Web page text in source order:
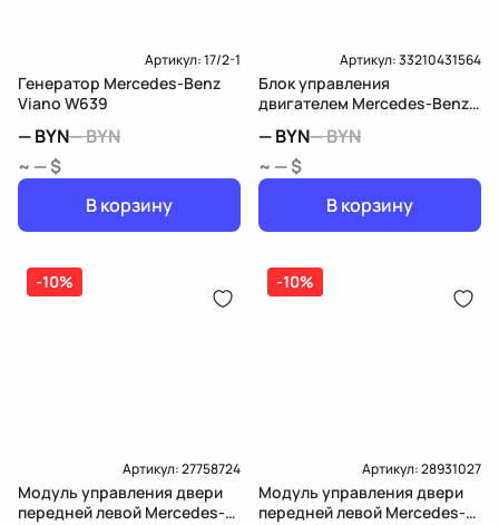
Направление вращения
по часовой стрелке
Модель генератора
искл. вакуумный насос
Количество канавок
Расстояние от ременного шкива до генератора [мм]
31,4
Рекомендуемые дополнительные ремонтные работы
Артикул:17/2-1
Генератор Mercedes-Benz
Viano W639
—BYN—BYN
~ — $
В корзину
Артикул:33210431564
Блок управления
двигателем Mercedes-Benz
—BYN—BYN
~ — $
В корзину
-10%
Артикул:27758724
Модуль управления двери
передней левой Mercedes-
-10%
Артикул:28931027
Модуль управления двери
передней левой Mercedes-